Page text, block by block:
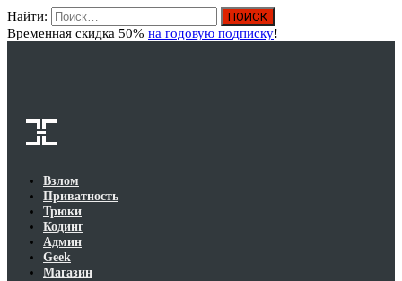
Найти:
Временная скидка 50% на годовую подписку!
Взлом
Приватность
Трюки
Кодинг
Админ
Geek
Магазин